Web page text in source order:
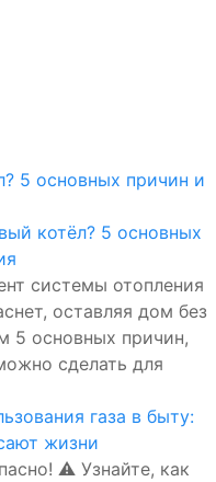
котёл? 5 основных
системы отопления
оставляя дом без
5 основных причин,
сделать для
газа в быту:
жизни
⚠️ Узнайте, как